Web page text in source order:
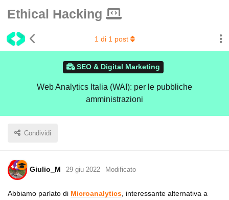
Ethical Hacking
SEO & Digital Marketing
Web Analytics Italia (WAI): per le pubbliche
amministrazioni
Condividi
1 di 1 post
Giulio_M 29 giu 2022 Modificato
Abbiamo parlato di Microanalytics , interessante alternativa a